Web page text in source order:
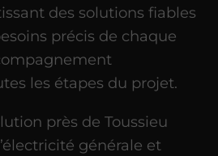
des solutions fiables
précis de chaque
les étapes du projet.
près de Toussieu
générale et